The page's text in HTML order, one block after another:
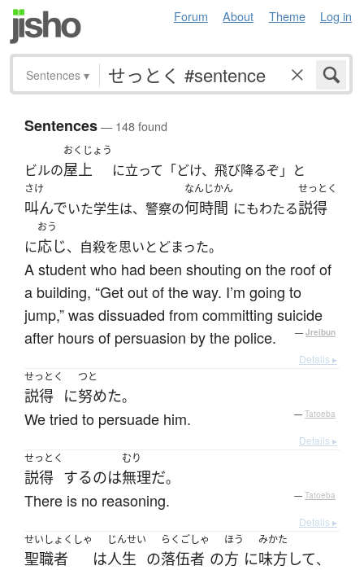
Forum About Theme Log in
Sentences ▾
Sentences— 148 found
ビルの
おくじょう
屋上 に立って「どけ、飛び降るぞ」と
さけ
叫んでいた学生は、警察の
なんじかん
何時間 にもわたる
せっとく
説得
に
おう
応じ、自殺を思いとどまった。
A student who had been shouting on the roof of
a building, “Get out of the way. I’m going to
jump,” was dissuaded from committing suicide
after hours of persuasion by the police.
— Jreibun
Details ▸
せっとく
説得 に
つと
努めた。
We tried to persuade him. — Tatoeba
Details ▸
せっとく
説得 するのは
むり
無理だ。
There is no reasoning. — Tatoeba
Details ▸
せいしょくしゃ
聖職者 は
じんせい
人生 の
らくごしゃ
落伍者 の
ほう
方 に
みかた
味方 して、